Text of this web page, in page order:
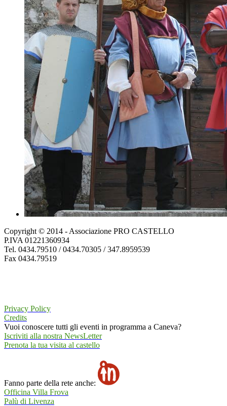
Copyright © 2014 - Associazione PRO CASTELLO
P.IVA 01221360934
Tel. 0434.79510 / 0434.70305 / 347.8959539
Fax 0434.79519
Privacy Policy
Credits
Vuoi conoscere tutti gli eventi in programma a Caneva?
Iscriviti alla nostra NewsLetter
Prenota la tua visita al castello
Fanno parte della rete anche:
Officina Villa Frova
Palù di Livenza